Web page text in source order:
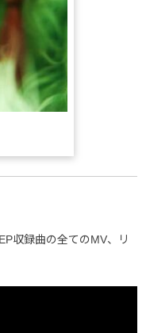
収録曲の全てのMV、リ